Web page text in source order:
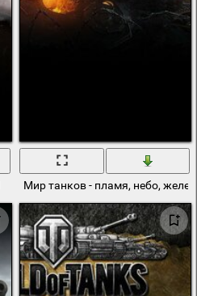
Мир танков - пламя, небо,